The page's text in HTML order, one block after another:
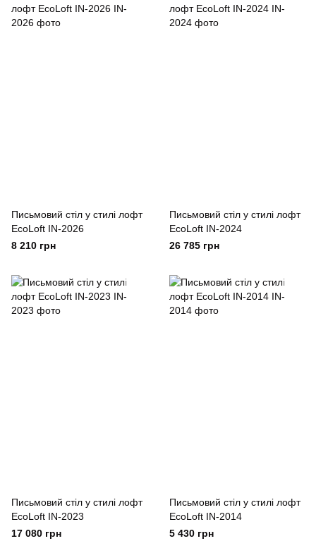
Письмовий стіл у стилі лофт
EcoLoft IN-2026
8 210 грн
Письмовий стіл у стилі лофт
EcoLoft IN-2024
26 785 грн
Письмовий стіл у стилі лофт
EcoLoft IN-2023
17 080 грн
Письмовий стіл у стилі лофт
EcoLoft IN-2014
5 430 грн